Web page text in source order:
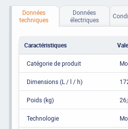
Données
techniques
Données
électriques
Caractéristiques
Catégorie de produit
Dimensions (L / l / h)
Poids (kg)
Technologie